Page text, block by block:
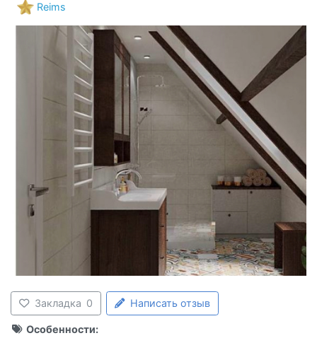
Reims
Закладка 0 Написать отзыв
Особенности: